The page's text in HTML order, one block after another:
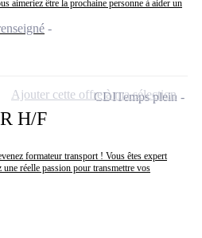
aimeriez être la prochaine personne à aider un
H/F
formateur transport ! Vous êtes expert
réelle passion pour transmettre vos
CDITemps plein
Ajouter cette offre à ma sélection